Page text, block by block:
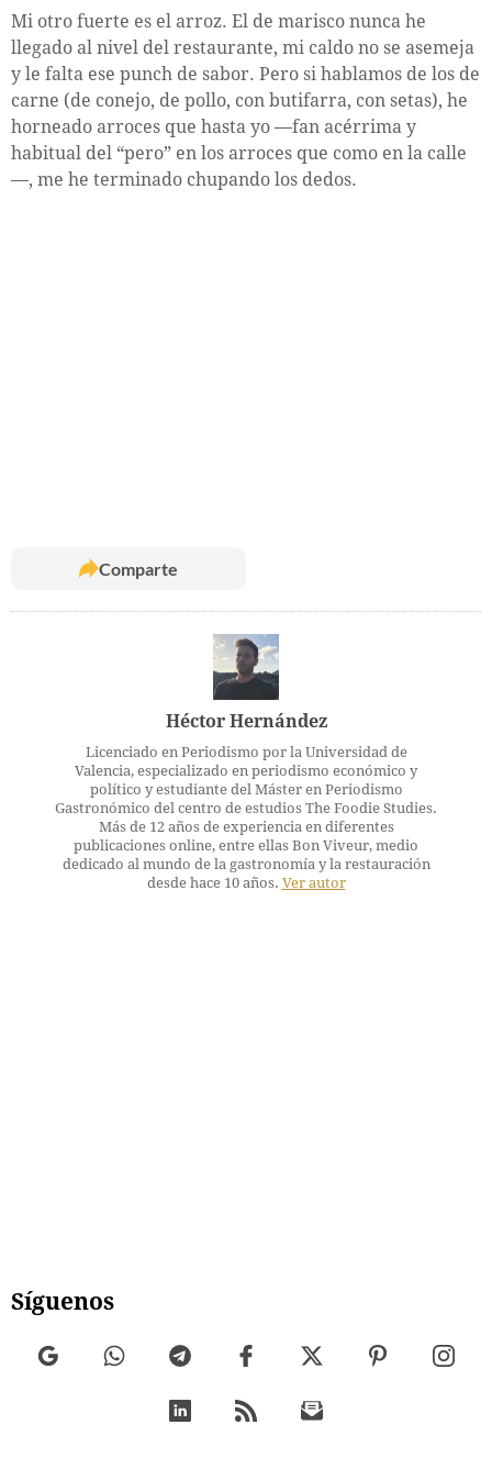
Mi otro fuerte es el arroz. El de marisco nunca he
llegado al nivel del restaurante, mi caldo no se asemeja
y le falta ese punch de sabor. Pero si hablamos de los de
carne (de conejo, de pollo, con butifarra, con setas), he
horneado arroces que hasta yo —fan acérrima y
habitual del “pero” en los arroces que como en la calle
—, me he terminado chupando los dedos.
Comparte
Héctor Hernández
Licenciado en Periodismo por la Universidad de
Valencia, especializado en periodismo económico y
político y estudiante del Máster en Periodismo
Gastronómico del centro de estudios The Foodie Studies.
Más de 12 años de experiencia en diferentes
publicaciones online, entre ellas Bon Viveur, medio
dedicado al mundo de la gastronomía y la restauración
desde hace 10 años. Ver autor
Síguenos